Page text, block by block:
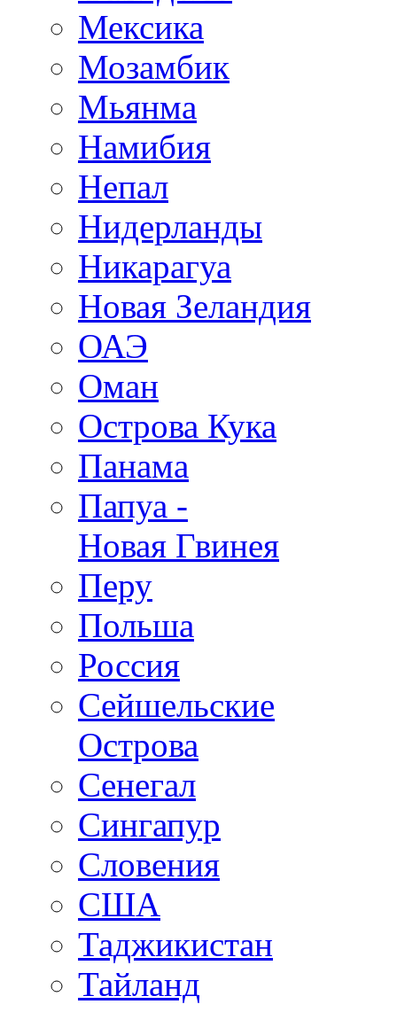
Мексика
Мозамбик
Мьянма
Намибия
Непал
Нидерланды
Никарагуа
Новая Зеландия
ОАЭ
Оман
Острова Кука
Панама
Папуа -
Новая Гвинея
Перу
Польша
Россия
Сейшельские
Острова
Сенегал
Сингапур
Словения
США
Таджикистан
Тайланд